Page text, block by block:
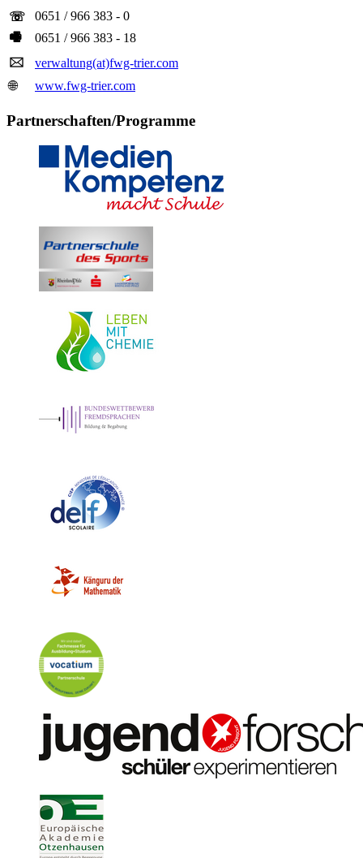
☏
0651 / 966 383 - 0
🖷
0651 / 966 383 - 18
🖂
verwaltung(at)fwg-trier.com
🌐
www.fwg-trier.com
Partnerschaften/Programme